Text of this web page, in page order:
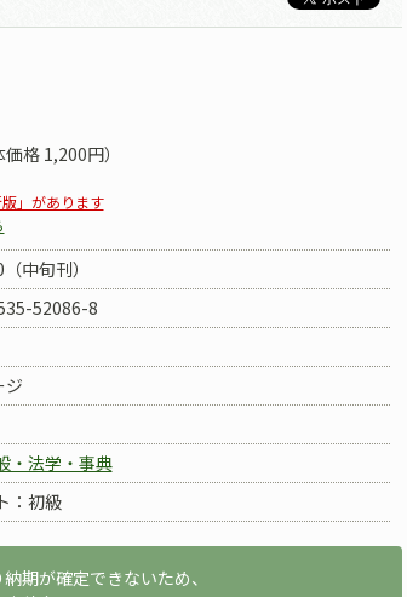
格 1,200円）
」があります
中旬刊）
52086-8
ジ
・法学・事典
：初級
期が確定できないため、